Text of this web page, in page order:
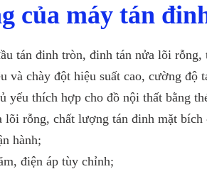
của máy tán
tán đinh tròn, đinh tán nửa lõi
và chày đột hiệu suất cao, cường độ
yếu thích hợp cho đồ nội thất bằng
rỗng, chất lượng tán đinh mặt
hành;
điện áp tùy chỉnh;